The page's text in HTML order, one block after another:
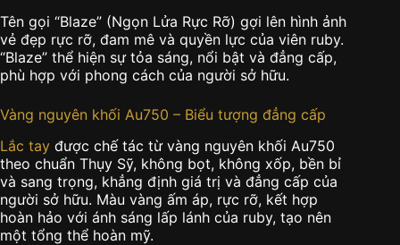
Tên gọi “Blaze” (Ngọn Lửa Rực Rỡ) gợi lên hình ảnh
vẻ đẹp rực rỡ, đam mê và quyền lực của viên ruby.
“Blaze” thể hiện sự tỏa sáng, nổi bật và đẳng cấp,
phù hợp với phong cách của người sở hữu.
Vàng nguyên khối Au750 – Biểu tượng đẳng cấp
Lắc tay được chế tác từ vàng nguyên khối Au750
theo chuẩn Thụy Sỹ, không bọt, không xốp, bền bỉ
và sang trọng, khẳng định giá trị và đẳng cấp của
người sở hữu. Màu vàng ấm áp, rực rỡ, kết hợp
hoàn hảo với ánh sáng lấp lánh của ruby, tạo nên
một tổng thể hoàn mỹ.